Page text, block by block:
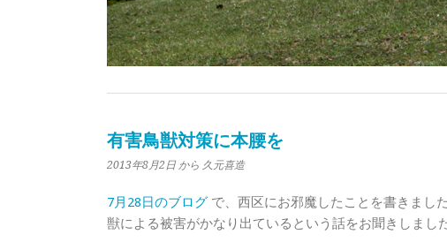
有害鳥獣対策に本腰を
2013年8月2日 から 久元喜造
7月28日のブログ で、西区にお邪魔したことを書きまし
獣による被害がかなり出ているという話をお聞きしました